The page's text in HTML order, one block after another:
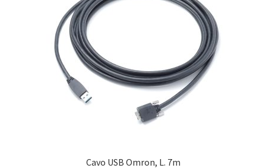
Cavo USB Omron, L. 7m